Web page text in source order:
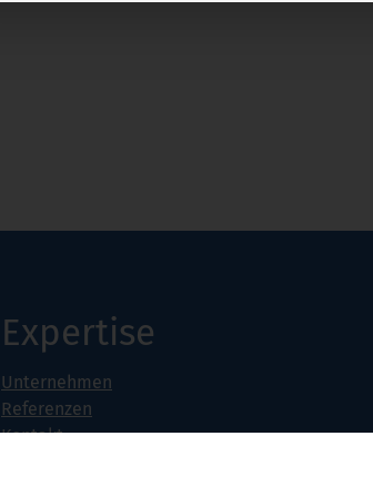
Expertise
Unternehmen
Referenzen
Kontakt